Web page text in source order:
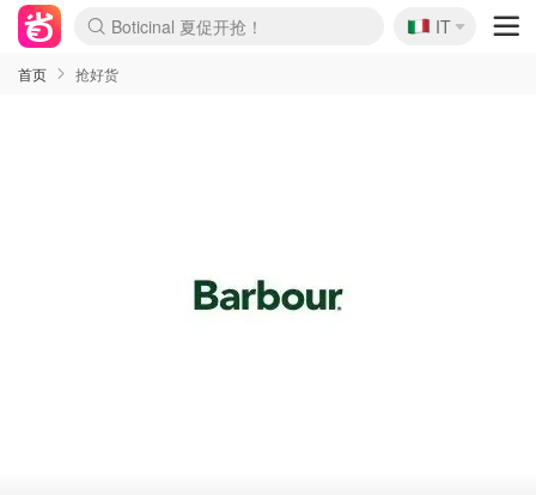
4折！lulu周四疯狂上新
速领！Stanley独家85折
Zalando 奥莱闪促！每日更新
🇮🇹
IT
首页 抢好货